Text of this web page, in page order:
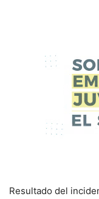
Resultado del